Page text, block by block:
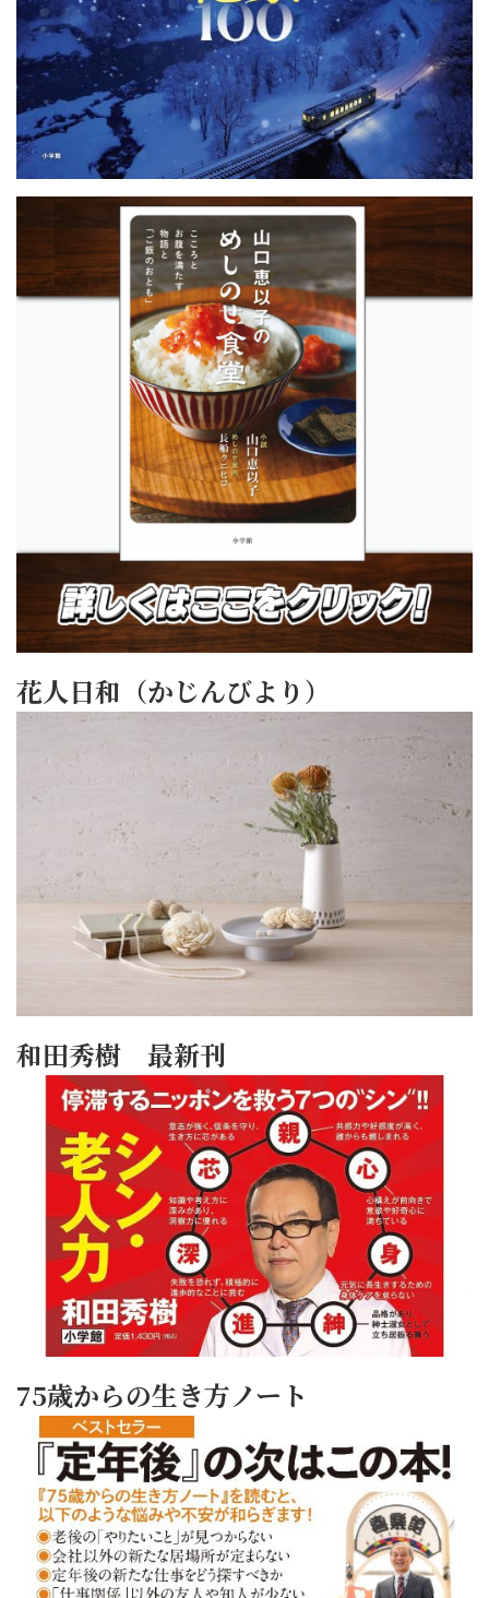
花人日和（かじんびより）
和田秀樹 最新刊
75歳からの生き方ノート